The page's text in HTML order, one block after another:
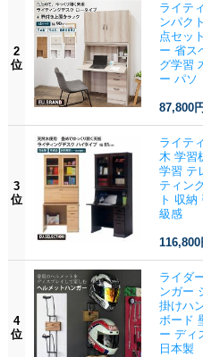
2
位
ライテ
ンパク
点セッ
ー 省ス
グ学習
ー パソ
87,800円
3
位
ライテ
木 学習
学習 テ
ティン
ト 収
級感
116,800
4
位
ライダ
ンガー
掛けハ
ボード
ー ディ
日本製